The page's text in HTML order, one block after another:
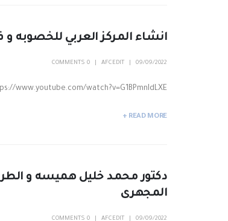
انشاء المركز العربي للخصوبه
09/09/2022
AFCEDIT
0 COMMENTS
www.youtube.com/watch?v=G1BPmnIdLXE
READ MORE +
دكتور محمد خليل هميسه و
المجهرى
09/09/2022
AFCEDIT
0 COMMENTS